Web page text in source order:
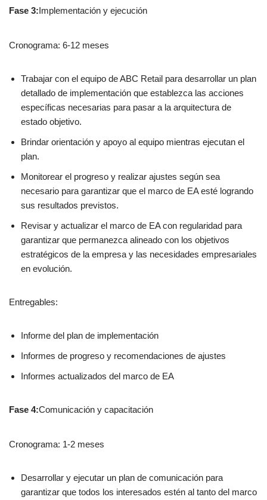
Fase 3:Implementación y ejecución
Cronograma: 6-12 meses
Trabajar con el equipo de ABC Retail para desarrollar un plan
detallado de implementación que establezca las acciones
específicas necesarias para pasar a la arquitectura de
estado objetivo.
Brindar orientación y apoyo al equipo mientras ejecutan el
plan.
Monitorear el progreso y realizar ajustes según sea
necesario para garantizar que el marco de EA esté logrando
sus resultados previstos.
Revisar y actualizar el marco de EA con regularidad para
garantizar que permanezca alineado con los objetivos
estratégicos de la empresa y las necesidades empresariales
en evolución.
Entregables:
Informe del plan de implementación
Informes de progreso y recomendaciones de ajustes
Informes actualizados del marco de EA
Fase 4:Comunicación y capacitación
Cronograma: 1-2 meses
Desarrollar y ejecutar un plan de comunicación para
garantizar que todos los interesados estén al tanto del marco